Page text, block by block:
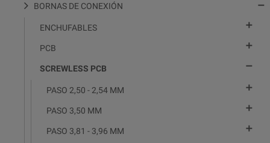
BORNAS DE CONEXIÓN 
ENCHUFABLES 
PCB 
SCREWLESS PCB 
PASO 2,50 - 2,54 MM 
PASO 3,50 MM 
PASO 3,81 - 3,96 MM 